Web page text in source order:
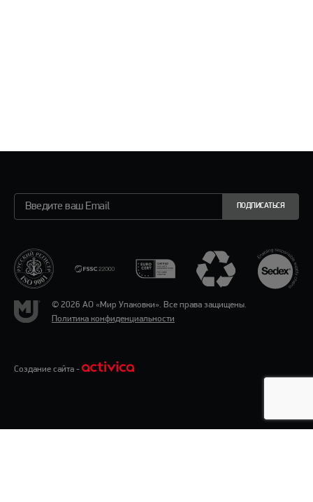
ПОДПИСАТЬСЯ
© 2026 АО «Мир Упаковки». Все права защищены.
Политика конфиденциальности
Создание сайта -